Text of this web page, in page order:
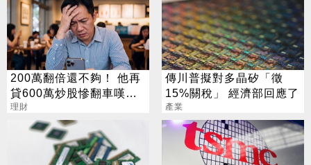
200萬翻倍還不夠！ 他再
貸600萬炒股慘翻車嘆：
拜紫南宮也沒用
理財
傳川普擬對多晶矽「徵
15%關稅」 經濟部回應了
產業